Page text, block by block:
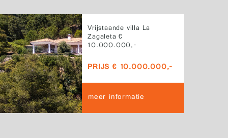
Vrijstaande villa La
Zagaleta €
10.000.000,-
PRIJS € 10.000.000,-
meer informatie